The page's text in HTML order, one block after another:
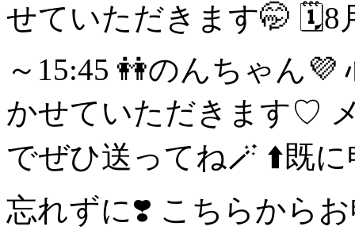
せていただきます🤭 🗓8
～15:45 👭のんちゃん💜
かせていただきます♡
でぜひ送ってね🪄︎︎ ⬆️既
忘れずに❣️ こちらから